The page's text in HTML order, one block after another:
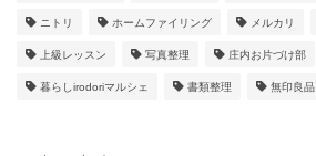
ニトリ ホームファイリング メルカリ
上級レッスン 写真整理 庄内お片づけ部
暮らしirodoriマルシェ 書類整理 無印良品